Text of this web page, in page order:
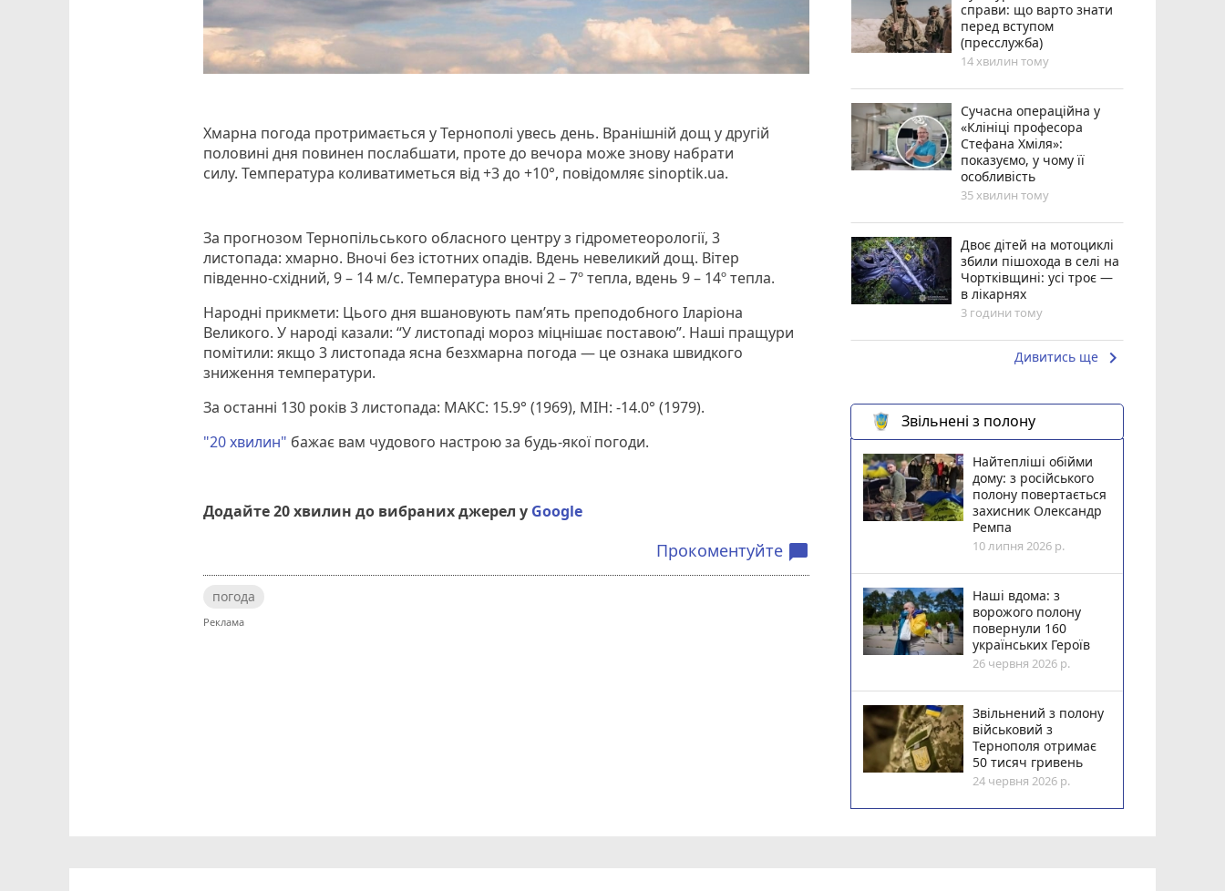
Хмарна погода протримається у Тернополі увесь день. Вранішній дощ у другій
половині дня повинен послабшати, проте до вечора може знову набрати
силу. Температура коливатиметься від +3 до +10°, повідомляє sinoptik.ua.
За прогнозом Тернопільського обласного центру з гідрометеорології, 3
листопада: хмарно. Вночі без істотних опадів. Вдень невеликий дощ. Вітер
південно-східний, 9 – 14 м/с. Температура вночі 2 – 7º тепла, вдень 9 – 14º тепла.
Народні прикмети: Цього дня вшановують пам’ять преподобного Іларіона
Великого. У народі казали: “У листопаді мороз міцнішає поставою”. Наші пращури
помітили: якщо 3 листопада ясна безхмарна погода — це ознака швидкого
зниження температури.
За останні 130 років 3 листопада: МАКС: 15.9° (1969), МІН: -14.0° (1979).
"20 хвилин" бажає вам чудового настрою за будь-якої погоди.
Додайте 20 хвилин до вибраних джерел у Google
Прокоментуйте chat_bubble
погода
справи: що варто знати
перед вступом
(пресслужба)
14 хвилин тому
Сучасна операційна у
«Клініці професора
Стефана Хміля»:
показуємо, у чому її
особливість
35 хвилин тому
Двоє дітей на мотоциклі
збили пішохода в селі на
Чортківщині: усі троє —
в лікарнях
3 години тому
Дивитись ще keyboard_arrow_right
Звільнені з полону
Найтепліші обійми
дому: з російського
полону повертається
захисник Олександр
Ремпа
10 липня 2026 р.
Наші вдома: з
ворожого полону
повернули 160
українських Героїв
26 червня 2026 р.
Звільнений з полону
військовий з
Тернополя отримає
50 тисяч гривень
24 червня 2026 р.